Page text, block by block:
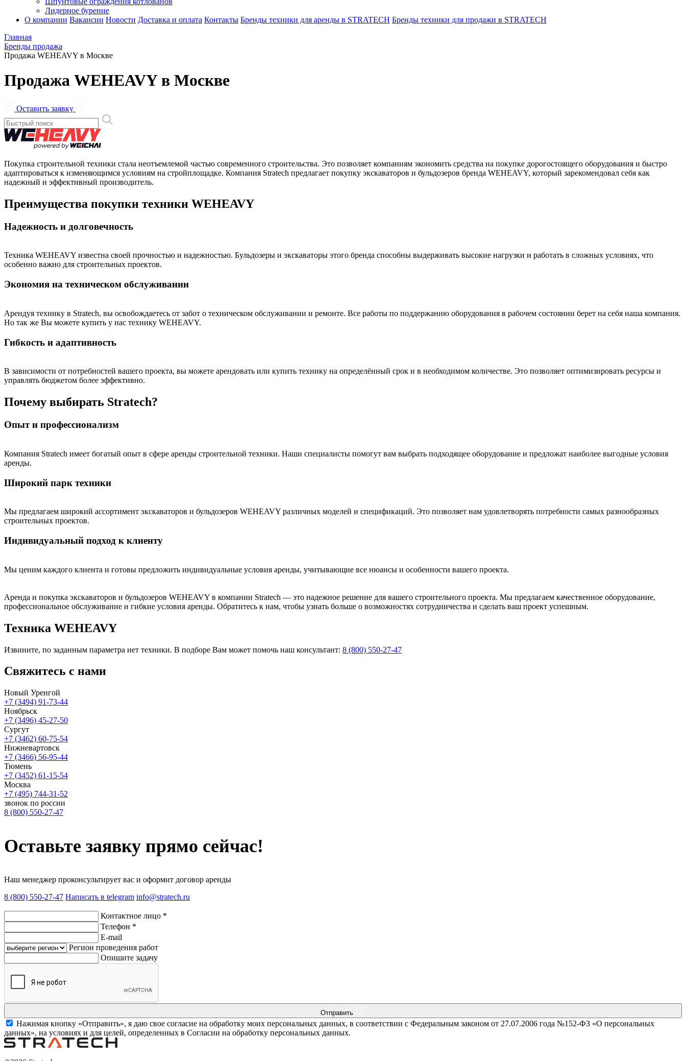
Лидерное бурение
О компании Вакансии Новости Доставка и оплата Контакты Бренды техники для аренды в STRATECH Бренды техники для продажи в STRATECH
Главная
Бренды продажа
Продажа WEHEAVY в Москве
Продажа WEHEAVY в Москве
Оставить заявку
Покупка строительной техники стала неотъемлемой частью современного строительства. Это позволяет компаниям экономить средства на покупке дорогостоящего оборудования и быстро
адаптироваться к изменяющимся условиям на стройплощадке. Компания Stratech предлагает покупку экскаваторов и бульдозеров бренда WEHEAVY, который зарекомендовал себя как
надежный и эффективный производитель.
Преимущества покупки техники WEHEAVY
Надежность и долговечность
Техника WEHEAVY известна своей прочностью и надежностью. Бульдозеры и экскаваторы этого бренда способны выдерживать высокие нагрузки и работать в сложных условиях, что
особенно важно для строительных проектов.
Экономия на техническом обслуживании
Арендуя технику в Stratech, вы освобождаетесь от забот о техническом обслуживании и ремонте. Все работы по поддержанию оборудования в рабочем состоянии берет на себя наша компания.
Но так же Вы можете купить у нас технику WEHEAVY.
Гибкость и адаптивность
В зависимости от потребностей вашего проекта, вы можете арендовать или купить технику на определённый срок и в необходимом количестве. Это позволяет оптимизировать ресурсы и
управлять бюджетом более эффективно.
Почему выбирать Stratech?
Опыт и профессионализм
Компания Stratech имеет богатый опыт в сфере аренды строительной техники. Наши специалисты помогут вам выбрать подходящее оборудование и предложат наиболее выгодные условия
аренды.
Широкий парк техники
Мы предлагаем широкий ассортимент экскаваторов и бульдозеров WEHEAVY различных моделей и спецификаций. Это позволяет нам удовлетворять потребности самых разнообразных
строительных проектов.
Индивидуальный подход к клиенту
Мы ценим каждого клиента и готовы предложить индивидуальные условия аренды, учитывающие все нюансы и особенности вашего проекта.
Аренда и покупка экскаваторов и бульдозеров WEHEAVY в компании Stratech — это надежное решение для вашего строительного проекта. Мы предлагаем качественное оборудование,
профессиональное обслуживание и гибкие условия аренды. Обратитесь к нам, чтобы узнать больше о возможностях сотрудничества и сделать ваш проект успешным.
Техника WEHEAVY
Извините, по заданным параметра нет техники. В подборе Вам может помочь наш консультант: 8 (800) 550-27-47
Свяжитесь с нами
Новый Уренгой
+7 (3494) 91-73-44
Ноябрьск
+7 (3496) 45-27-50
Сургут
+7 (3462) 60-75-54
Нижневартовск
+7 (3466) 56-95-44
Тюмень
+7 (3452) 61-15-54
Москва
+7 (495) 744-31-52
звонок по россии
8 (800) 550-27-47
Оставьте заявку прямо сейчас!
Наш менеджер проконсультирует вас и оформит договор аренды
8 (800) 550-27-47 Написать в telegram info@stratech.ru
Контактное лицо *
Телефон *
E-mail
Регион проведения работ
Опишите задачу
Отправить
Нажимая кнопку «Отправить», я даю свое согласие на обработку моих персональных данных, в соответствии с Федеральным законом от 27.07.2006 года №152-ФЗ «О персональных
данных», на условиях и для целей, определенных в Согласии на обработку персональных данных.